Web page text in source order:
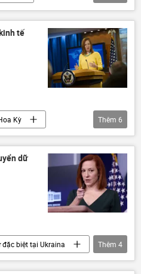
Ukraina
tế
Kỳ
Ukraina
Thêm 6
dữ
biệt tại Ukraina
Nga
Thêm 4